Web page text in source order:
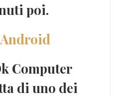
poi.
Computer
di uno dei